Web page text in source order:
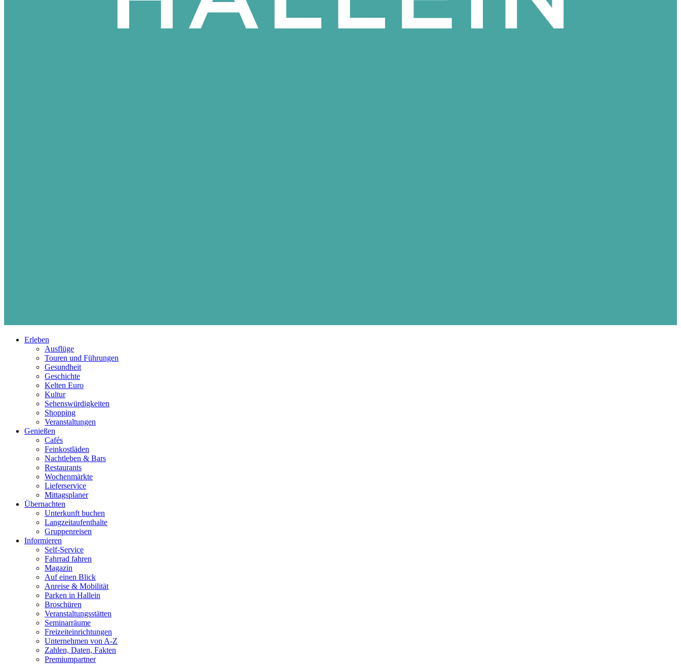
Erleben
Ausflüge
Touren und Führungen
Gesundheit
Geschichte
Kelten Euro
Kultur
Sehenswürdigkeiten
Shopping
Veranstaltungen
Genießen
Cafés
Feinkostläden
Nachtleben & Bars
Restaurants
Wochenmärkte
Lieferservice
Mittagsplaner
Übernachten
Unterkunft buchen
Langzeitaufenthalte
Gruppenreisen
Informieren
Self-Service
Fahrrad fahren
Magazin
Auf einen Blick
Anreise & Mobilität
Parken in Hallein
Broschüren
Veranstaltungsstätten
Seminarräume
Freizeiteinrichtungen
Unternehmen von A-Z
Zahlen, Daten, Fakten
Premiumpartner